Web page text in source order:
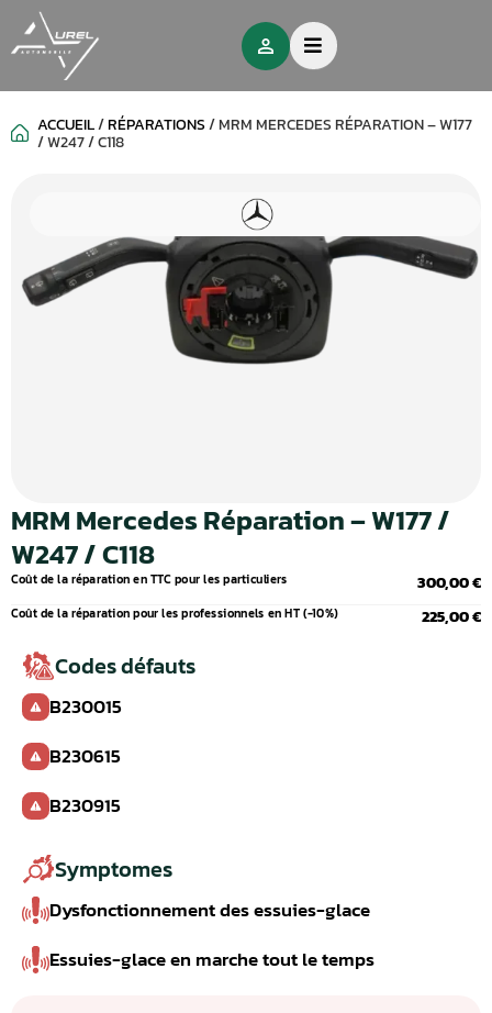
ACCUEIL/RÉPARATIONS/MRM MERCEDES RÉPARATION – W177
/ W247 / C118
MRM Mercedes Réparation – W177 /
W247 / C118
Coût de la réparation en TTC pour les particuliers 300,00 €
Coût de la réparation pour les professionnels en HT (-10%) 225,00 €
Codes défauts
B230015
B230615
B230915
Symptomes
Dysfonctionnement des essuies-glace
Essuies-glace en marche tout le temps